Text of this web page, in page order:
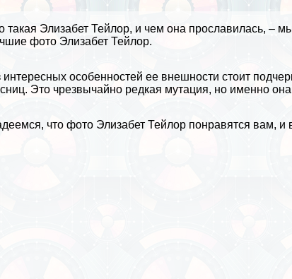
такая Элизабет Тейлор, и чем она прославилась, –
фото Элизабет Тейлор.
интересных особенностей ее внешности стоит
Это чрезвычайно редкая мутация, но именно
что фото Элизабет Тейлор понравятся вам, и